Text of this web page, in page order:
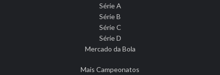
Série A
Série B
Série C
Série D
Mercado da Bola
Mais Campeonatos